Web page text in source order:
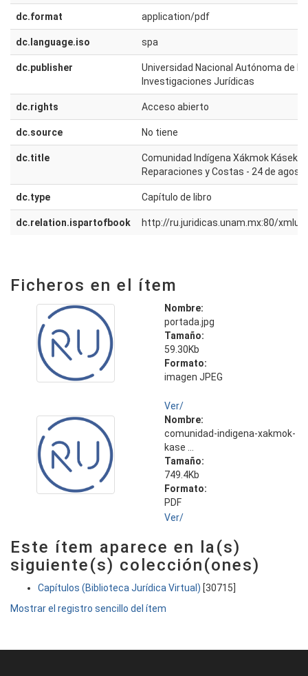
dc.format application/pdf
dc.language.iso spa
dc.publisher
Universidad Nacional Autónoma de
Investigaciones Jurídicas
dc.rights Acceso abierto
dc.source No tiene
dc.title
Comunidad Indígena Xákmok Kásek
Reparaciones y Costas - 24 de
dc.type Capítulo de libro
dc.relation.ispartofbook http://ru.juridicas.unam.mx:80/
Ficheros en el ítem
Nombre:
portada.jpg
Tamaño:
59.30Kb
Formato:
imagen JPEG
Ver/
Nombre:
comunidad-indigena-xakmok-
kase ...
Tamaño:
749.4Kb
Formato:
PDF
Ver/
Este ítem aparece en la(s)
siguiente(s) colección(ones)
Capítulos (Biblioteca Jurídica Virtual) [30715]
Mostrar el registro sencillo del ítem